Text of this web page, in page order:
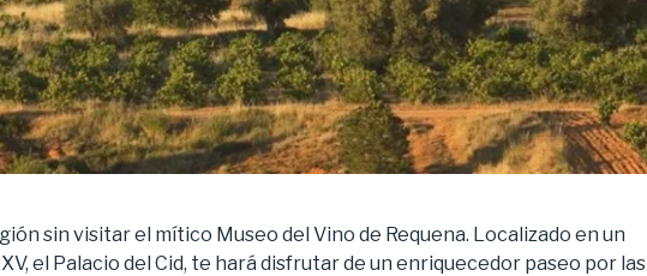
sin visitar el mítico Museo del Vino de Requena. Localizado en un
el Palacio del Cid, te hará disfrutar de un enriquecedor paseo por las